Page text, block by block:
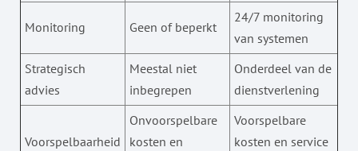
Monitoring Geen of beperkt
24/7 monitoring
van systemen
Strategisch
advies
Meestal niet
inbegrepen
Onderdeel van de
dienstverlening
Voorspelbaarheid
Onvoorspelbare
kosten en
Voorspelbare
kosten en service